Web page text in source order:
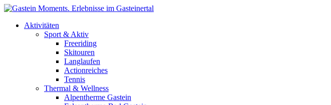
Direkt zum Inhalt
Aktivitäten
Sport & Aktiv
Freeriding
Skitouren
Langlaufen
Actionreiches
Tennis
Thermal & Wellness
Alpentherme Gastein